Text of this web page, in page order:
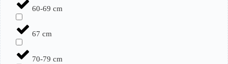
60-69 cm
67 cm
70-79 cm